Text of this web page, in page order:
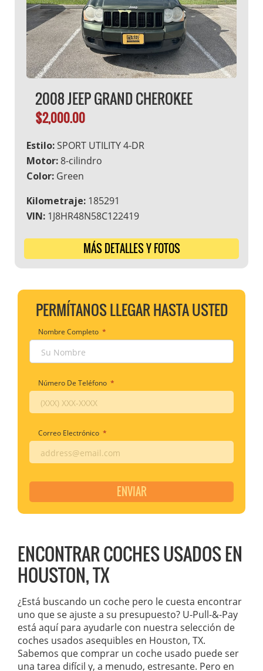
2008 JEEP GRAND CHEROKEE
$2,000.00
Estilo:SPORT UTILITY 4-DR
Motor:8-cilindro
Color: Green
Kilometraje: 185291
VIN: 1J8HR48N58C122419
MÁS DETALLES Y FOTOS
ENCONTRAR COCHES USADOS EN
HOUSTON, TX
¿Está buscando un coche pero le cuesta encontrar
uno que se ajuste a su presupuesto? U-Pull-&-Pay
está aquí para ayudarle con nuestra selección de
coches usados asequibles en Houston, TX.
Sabemos que comprar un coche usado puede ser
una tarea difícil y, a menudo, estresante. Pero en
PERMÍTANOS LLEGAR HASTA USTED
Nombre Completo *
Número De Teléfono *
Correo Electrónico *
ENVIAR